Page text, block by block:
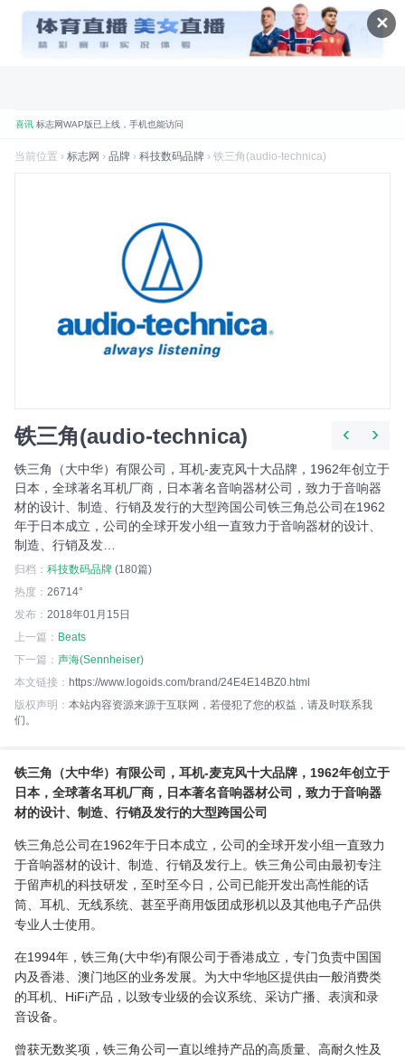
✕
品牌 标志网，世界知名品牌标志大全
折腾标志网全新改版 提升体验和视觉优化
标志网已累计超过 78,992,492 次浏览
找品牌、找标志就到标志网
当前位置 › 标志网 › 品牌 › 科技数码品牌 › 铁三角(audio-technica)
铁三角(audio-technica)
铁三角（大中华）有限公司，耳机-麦克风十大品牌，1962年创立于
日本，全球著名耳机厂商，日本著名音响器材公司，致力于音响器
材的设计、制造、行销及发行的大型跨国公司铁三角总公司在1962
年于日本成立，公司的全球开发小组一直致力于音响器材的设计、
制造、行销及发…
归档： 科技数码品牌 (180篇)
热度： 26714°
发布： 2018年01月15日
上一篇： Beats
下一篇： 声海(Sennheiser)
本文链接： https://www.logoids.com/brand/24E4E14BZ0.html
版权声明： 本站内容资源来源于互联网，若侵犯了您的权益，请及时联系我
们。
‹ ›
铁三角（大中华）有限公司，耳机-麦克风十大品牌，1962年创立于
日本，全球著名耳机厂商，日本著名音响器材公司，致力于音响器
材的设计、制造、行销及发行的大型跨国公司
铁三角总公司在1962年于日本成立，公司的全球开发小组一直致力
于音响器材的设计、制造、行销及发行上。铁三角公司由最初专注
于留声机的科技研发，至时至今日，公司已能开发出高性能的话
筒、耳机、无线系统、甚至乎商用饭团成形机以及其他电子产品供
专业人士使用。
在1994年，铁三角(大中华)有限公司于香港成立，专门负责中国国
内及香港、澳门地区的业务发展。为大中华地区提供由一般消费类
的耳机、HiFi产品，以致专业级的会议系统、采访广播、表演和录
音设备。
曾获无数奖项，铁三角公司一直以维持产品的高质量、高耐久性及